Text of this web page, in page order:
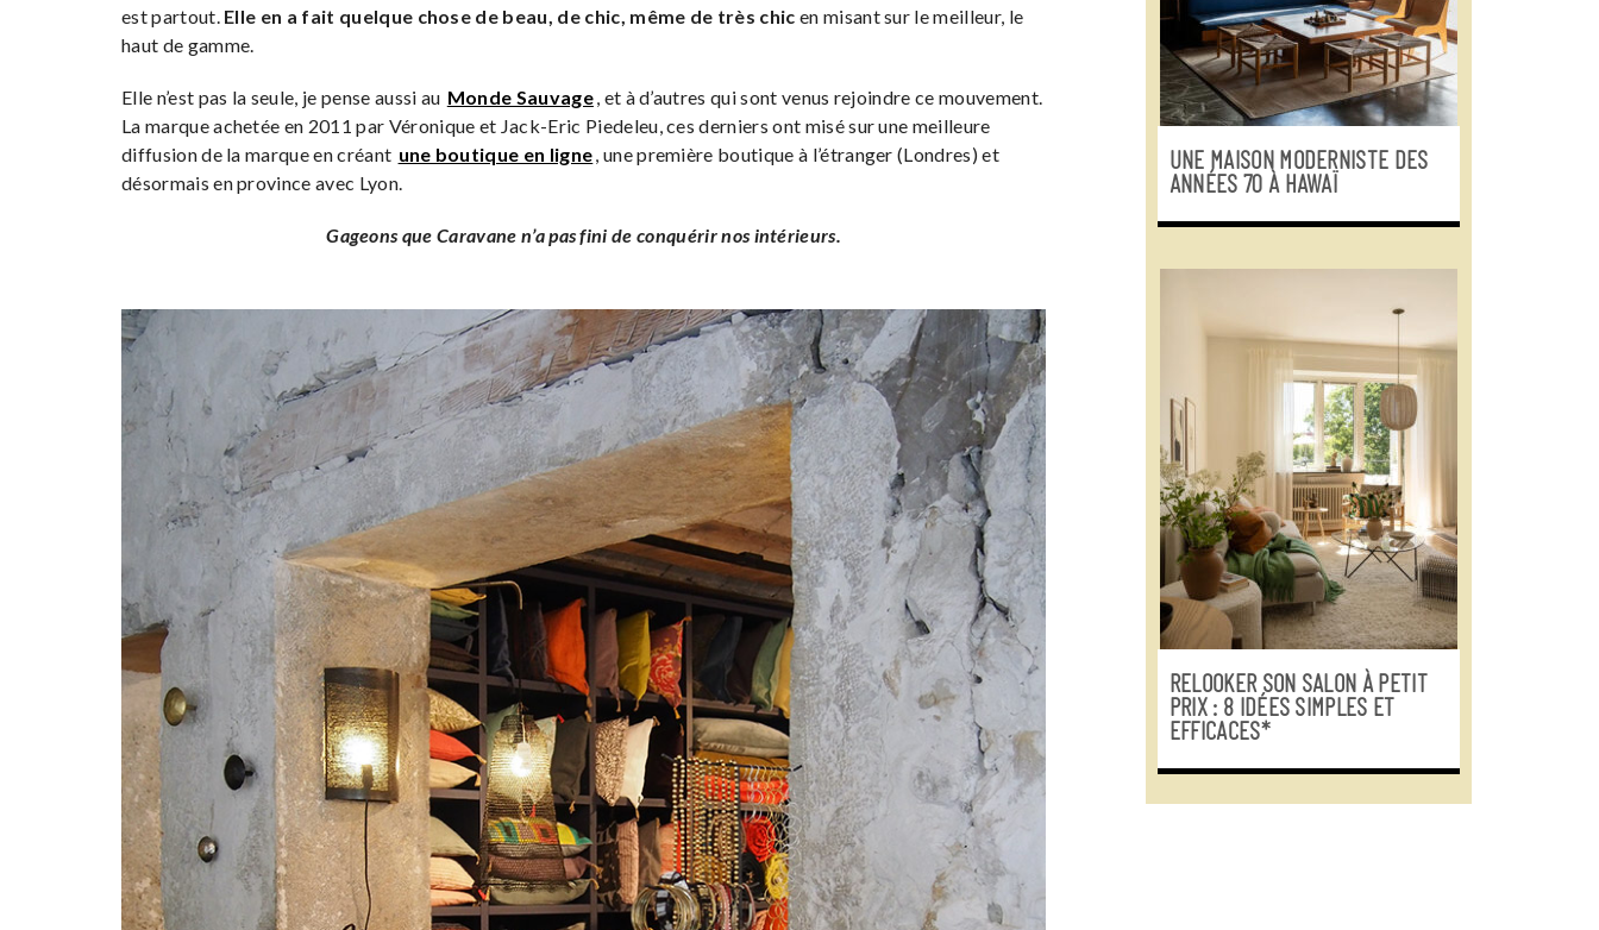
est partout. Elle en a fait quelque chose de beau, de chic, même de très chic en misant sur le meilleur, le
haut de gamme.
Elle n’est pas la seule, je pense aussi au Monde Sauvage, et à d’autres qui sont venus rejoindre ce mouvement.
La marque achetée en 2011 par Véronique et Jack-Eric Piedeleu, ces derniers ont misé sur une meilleure
diffusion de la marque en créant une boutique en ligne, une première boutique à l’étranger (Londres) et
désormais en province avec Lyon.
Gageons que Caravane n’a pas fini de conquérir nos intérieurs.
UNE MAISON MODERNISTE DES
ANNÉES 70 À HAWAÏ
RELOOKER SON SALON À PETIT
PRIX : 8 IDÉES SIMPLES ET
EFFICACES*